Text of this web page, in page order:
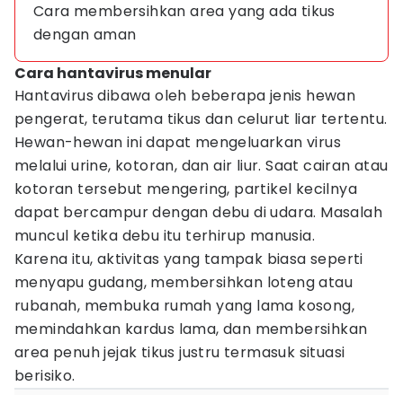
Cara membersihkan area yang ada tikus
dengan aman
Cara hantavirus menular
Hantavirus dibawa oleh beberapa jenis hewan
pengerat, terutama tikus dan celurut liar tertentu.
Hewan-hewan ini dapat mengeluarkan virus
melalui urine, kotoran, dan air liur. Saat cairan atau
kotoran tersebut mengering, partikel kecilnya
dapat bercampur dengan debu di udara. Masalah
muncul ketika debu itu terhirup manusia.
Karena itu, aktivitas yang tampak biasa seperti
menyapu gudang, membersihkan loteng atau
rubanah, membuka rumah yang lama kosong,
memindahkan kardus lama, dan membersihkan
area penuh jejak tikus justru termasuk situasi
berisiko.